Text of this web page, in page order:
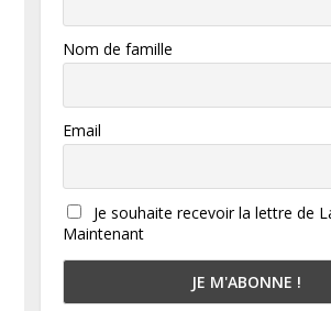
Nom de famille
Email
Je souhaite recevoir la lettre de
Maintenant